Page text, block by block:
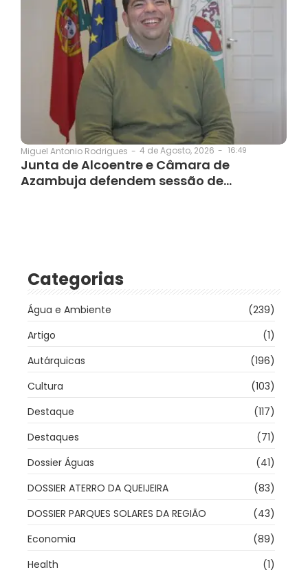
Miguel Antonio Rodrigues - 4 de Agosto, 2026 - 16:49
Junta de Alcoentre e Câmara de
Azambuja defendem sessão de…
Categorias
Água e Ambiente
(239)
Artigo
(1)
Autárquicas
(196)
Cultura
(103)
Destaque
(117)
Destaques
(71)
Dossier Águas
(41)
DOSSIER ATERRO DA QUEIJEIRA
(83)
DOSSIER PARQUES SOLARES DA REGIÃO
(43)
Economia
(89)
Health
(1)